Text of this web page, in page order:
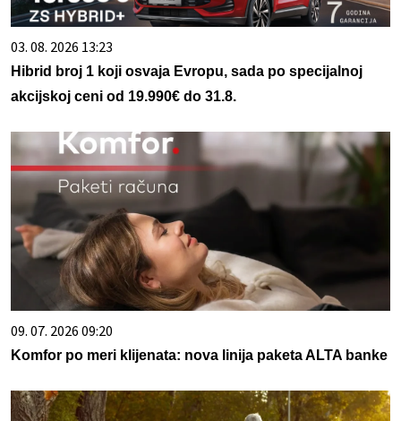
03. 08. 2026 13:23
Hibrid broj 1 koji osvaja Evropu, sada po specijalnoj
akcijskoj ceni od 19.990€ do 31.8.
09. 07. 2026 09:20
Komfor po meri klijenata: nova linija paketa ALTA banke